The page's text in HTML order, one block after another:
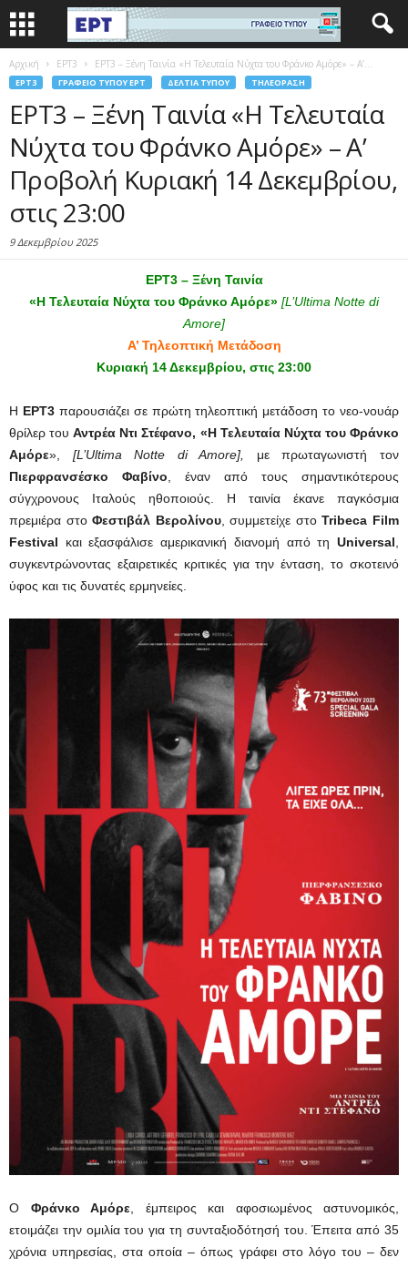
Αρχική EΡΤ3 ΕΡΤ3 – Ξένη Ταινία «Η Τελευταία Νύχτα του Φράνκο Αμόρε» – Α’...
EΡΤ3 ΓΡΑΦΕΊΟ ΤΎΠΟΥ ΕΡΤ ΔΕΛΤΊΑ ΤΎΠΟΥ ΤΗΛΕΌΡΑΣΗ
ΕΡΤ3 – Ξένη Ταινία «Η Τελευταία
Νύχτα του Φράνκο Αμόρε» – Α’
Προβολή Κυριακή 14 Δεκεμβρίου,
στις 23:00
9 Δεκεμβρίου 2025
ΕΡΤ3 – Ξένη Ταινία
«Η Τελευταία Νύχτα του Φράνκο Αμόρε» [L’Ultima Notte di
Amore]
Α’ Τηλεοπτική Μετάδοση
Κυριακή 14 Δεκεμβρίου, στις 23:00
Η ΕΡΤ3παρουσιάζει σε πρώτη τηλεοπτική μετάδοση το νεο-νουάρ
θρίλερ τουΑντρέα Ντι Στέφανο, «Η Τελευταία Νύχτα του Φράνκο
Αμόρε», [L’Ultima Notte di Amore], με πρωταγωνιστή τον
Πιερφρανσέσκο Φαβίνο , έναν από τους σημαντικότερους
σύγχρονους Ιταλούς ηθοποιούς. Η ταινία έκανε παγκόσμια
πρεμιέρα στοΦεστιβάλ Βερολίνου, συμμετείχε στοTribeca Film
Festival και εξασφάλισε αμερικανική διανομή από τη Universal
συγκεντρώνοντας εξαιρετικές κριτικές για την ένταση, το σκοτεινό
ύφος και τις δυνατές ερμηνείες.
Ο Φράνκο Αμόρε, έμπειρος και αφοσιωμένος αστυνομικός,
ετοιμάζει την ομιλία του για τη συνταξιοδότησή του. Έπειτα από 35
χρόνια υπηρεσίας, στα οποία – όπως γράφει στο λόγο του – δεν